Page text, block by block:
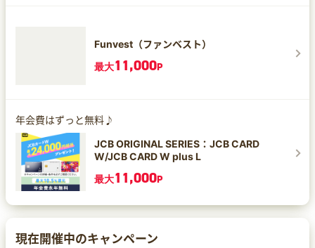
Funvest（ファンベスト）
最大11,000P
年会費はずっと無料♪
JCB ORIGINAL SERIES：JCB CARD
W/JCB CARD W plus L
最大11,000P
現在開催中のキャンペーン